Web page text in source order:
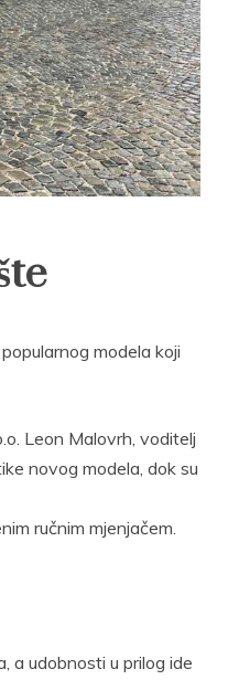
modela koji
Leon Malovrh, voditelj
novog modela, dok su
ručnim mjenjačem.
a udobnosti u prilog ide